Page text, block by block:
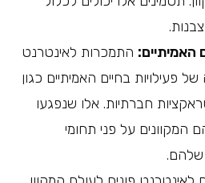
האמיתיים: התמכרות לאינטרנט
פעילויות בחיים האמיתיים כגון
חברתיות. אלו שנפגעו
המקוונים על פני תחומי
שלהם.